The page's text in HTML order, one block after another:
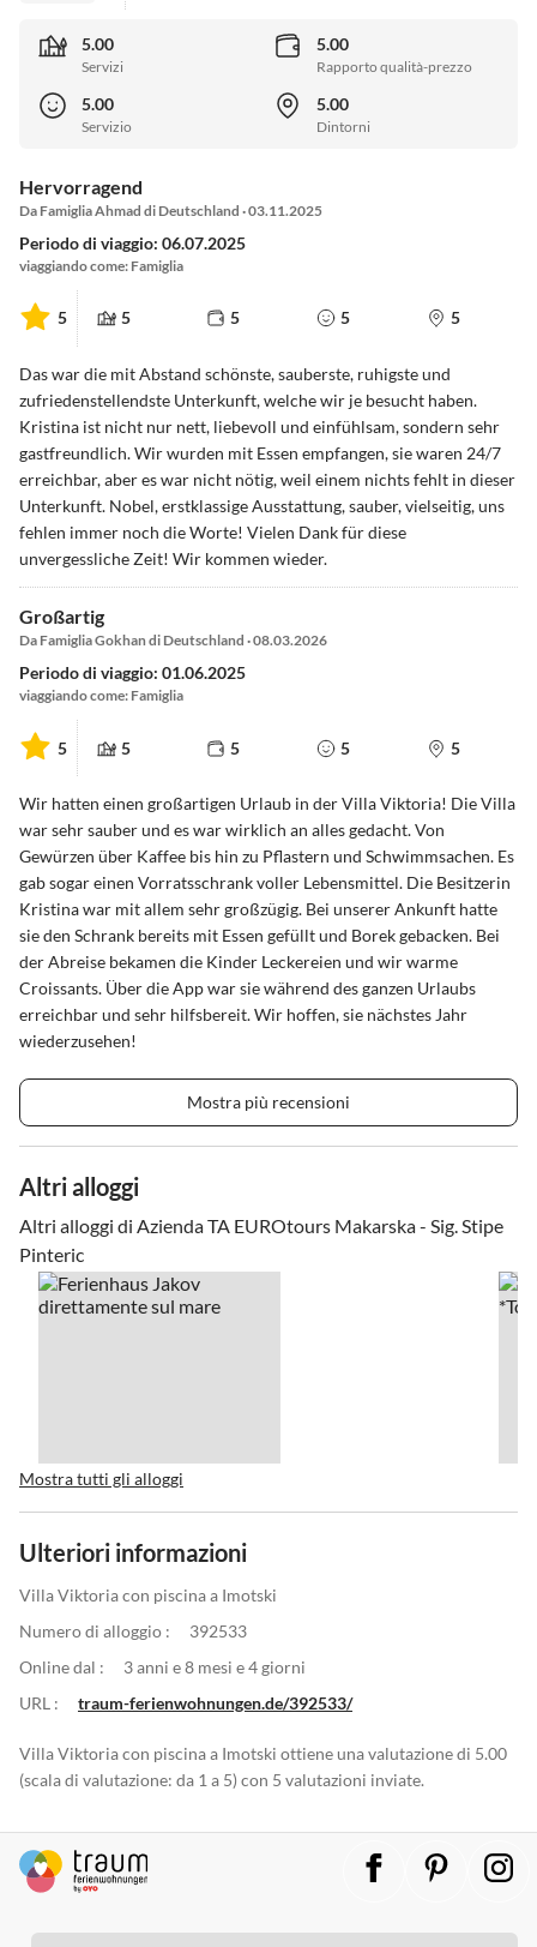
5.00
Servizi
5.00
Rapporto qualità-prezzo
5.00
Servizio
5.00
Dintorni
Hervorragend
Da Famiglia Ahmad di Deutschland · 03.11.2025
Periodo di viaggio: 06.07.2025
viaggiando come: Famiglia
5 5 5 5 5
Das war die mit Abstand schönste, sauberste, ruhigste und
zufriedenstellendste Unterkunft, welche wir je besucht haben.
Kristina ist nicht nur nett, liebevoll und einfühlsam, sondern sehr
gastfreundlich. Wir wurden mit Essen empfangen, sie waren 24/7
erreichbar, aber es war nicht nötig, weil einem nichts fehlt in dieser
Unterkunft. Nobel, erstklassige Ausstattung, sauber, vielseitig, uns
fehlen immer noch die Worte! Vielen Dank für diese
unvergessliche Zeit! Wir kommen wieder.
Großartig
Da Famiglia Gokhan di Deutschland · 08.03.2026
Periodo di viaggio: 01.06.2025
viaggiando come: Famiglia
5 5 5 5 5
Wir hatten einen großartigen Urlaub in der Villa Viktoria! Die Villa
war sehr sauber und es war wirklich an alles gedacht. Von
Gewürzen über Kaffee bis hin zu Pflastern und Schwimmsachen. Es
gab sogar einen Vorratsschrank voller Lebensmittel. Die Besitzerin
Kristina war mit allem sehr großzügig. Bei unserer Ankunft hatte
sie den Schrank bereits mit Essen gefüllt und Borek gebacken. Bei
der Abreise bekamen die Kinder Leckereien und wir warme
Croissants. Über die App war sie während des ganzen Urlaubs
erreichbar und sehr hilfsbereit. Wir hoffen, sie nächstes Jahr
wiederzusehen!
Mostra più recensioni
Altri alloggi
Altri alloggi di Azienda TA EUROtours Makarska - Sig. Stipe
Pinteric
Mostra tutti gli alloggi
Ulteriori informazioni
Villa Viktoria con piscina a Imotski
Numero di alloggio :
392533
Online dal :
3 anni e 8 mesi e 4 giorni
URL :
traum-ferienwohnungen.de/392533/
Villa Viktoria con piscina a Imotski ottiene una valutazione di 5.00
(scala di valutazione: da 1 a 5) con 5 valutazioni inviate.